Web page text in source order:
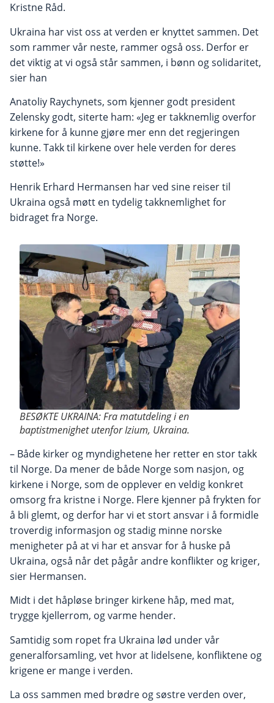
Kristne Råd.
Ukraina har vist oss at verden er knyttet sammen. Det
som rammer vår neste, rammer også oss. Derfor er
det viktig at vi også står sammen, i bønn og solidaritet,
sier han
Anatoliy Raychynets, som kjenner godt president
Zelensky godt, siterte ham: «Jeg er takknemlig overfor
kirkene for å kunne gjøre mer enn det regjeringen
kunne. Takk til kirkene over hele verden for deres
støtte!»
Henrik Erhard Hermansen har ved sine reiser til
Ukraina også møtt en tydelig takknemlighet for
bidraget fra Norge.
BESØKTE UKRAINA: Fra matutdeling i en
baptistmenighet utenfor Izium, Ukraina.
– Både kirker og myndighetene her retter en stor takk
til Norge. Da mener de både Norge som nasjon, og
kirkene i Norge, som de opplever en veldig konkret
omsorg fra kristne i Norge. Flere kjenner på frykten for
å bli glemt, og derfor har vi et stort ansvar i å formidle
troverdig informasjon og stadig minne norske
menigheter på at vi har et ansvar for å huske på
Ukraina, også når det pågår andre konflikter og kriger,
sier Hermansen.
Midt i det håpløse bringer kirkene håp, med mat,
trygge kjellerrom, og varme hender.
Samtidig som ropet fra Ukraina lød under vår
generalforsamling, vet hvor at lidelsene, konfliktene og
krigene er mange i verden.
La oss sammen med brødre og søstre verden over,